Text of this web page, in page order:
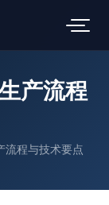
产流程
流程与技术要点